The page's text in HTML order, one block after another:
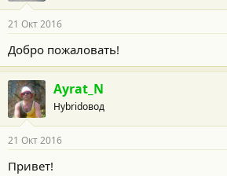
21 Окт 2016
Добро пожаловать!
Ayrat_N
Hybridовод
21 Окт 2016
Привет!